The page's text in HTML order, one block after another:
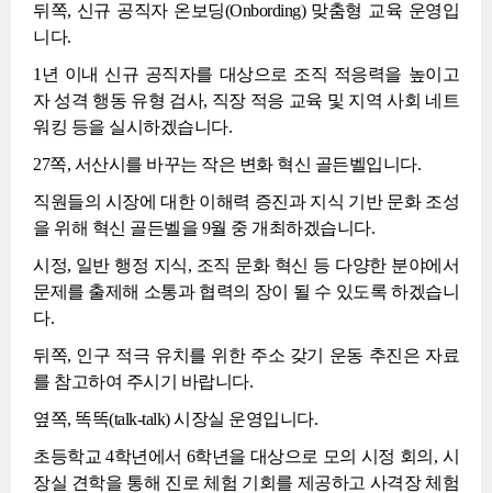
뒤쪽, 신규 공직자 온보딩(Onbording) 맞춤형 교육 운영입
니다.
1년 이내 신규 공직자를 대상으로 조직 적응력을 높이고
자 성격 행동 유형 검사, 직장 적응 교육 및 지역 사회 네트
워킹 등을 실시하겠습니다.
27쪽, 서산시를 바꾸는 작은 변화 혁신 골든벨입니다.
직원들의 시장에 대한 이해력 증진과 지식 기반 문화 조성
을 위해 혁신 골든벨을 9월 중 개최하겠습니다.
시정, 일반 행정 지식, 조직 문화 혁신 등 다양한 분야에서
문제를 출제해 소통과 협력의 장이 될 수 있도록 하겠습니
다.
뒤쪽, 인구 적극 유치를 위한 주소 갖기 운동 추진은 자료
를 참고하여 주시기 바랍니다.
옆쪽, 똑똑(talk-talk) 시장실 운영입니다.
초등학교 4학년에서 6학년을 대상으로 모의 시정 회의, 시
장실 견학을 통해 진로 체험 기회를 제공하고 사격장 체험